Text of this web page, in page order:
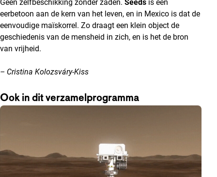
Geen zelfbeschikking zonder zaden. Seeds is een
eerbetoon aan de kern van het leven, en in Mexico is dat de
eenvoudige maïskorrel. Zo draagt een klein object de
geschiedenis van de mensheid in zich, en is het de bron
van vrijheid.
– Cristina Kolozsváry-Kiss
Ook in dit verzamelprogramma